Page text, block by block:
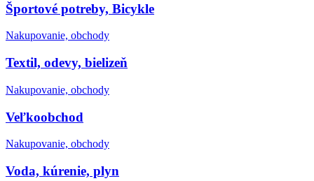
Športové potreby, Bicykle
Nakupovanie, obchody
Textil, odevy, bielizeň
Nakupovanie, obchody
Veľkoobchod
Nakupovanie, obchody
Voda, kúrenie, plyn